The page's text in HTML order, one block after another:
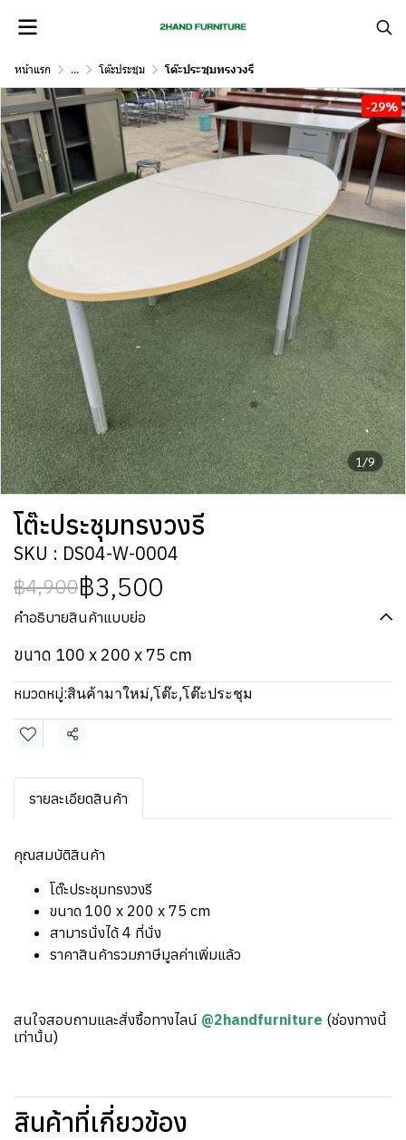
หน้าแรก ... โต๊ะประชุม โต๊ะประชุมทรงวงรี
1/9
-29%
โต๊ะประชุมทรงวงรี
SKU : DS04-W-0004
฿4,900฿3,500
คำอธิบายสินค้าแบบย่อ
ขนาด 100 x 200 x 75 cm
หมวดหมู่:สินค้ามาใหม่,โต๊ะ,โต๊ะประชุม
แชร์
รายละเอียดสินค้า
คุณสมบัติสินค้า
โต๊ะประชุมทรงวงรี
ขนาด 100 x 200 x 75 cm
สามารนั่งได้ 4 ที่นั่ง
ราคาสินค้ารวมภาษีมูลค่าเพิ่มแล้ว
สนใจสอบถามและสั่งซื้อทางไลน์ @2handfurniture (ช่องทางนี้
เท่านั้น)
สินค้าที่เกี่ยวข้อง